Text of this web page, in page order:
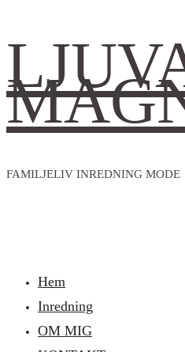
FAMILJELIV INREDNING MODE
Hem
Inredning
OM MIG